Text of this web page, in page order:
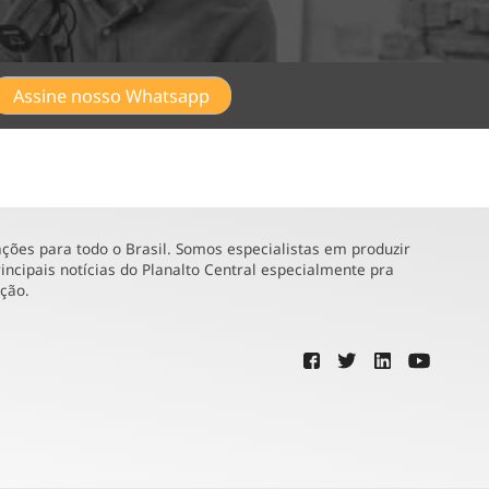
Assine nosso Whatsapp
para todo o Brasil. Somos especialistas em produzir
notícias do Planalto Central especialmente pra